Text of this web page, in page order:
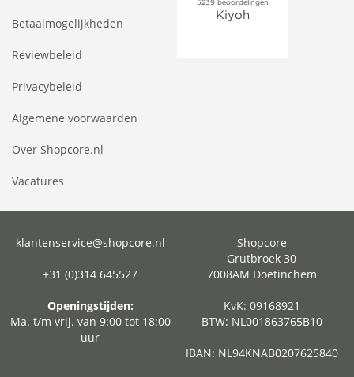
Betaalmogelijkheden
Reviewbeleid
Privacybeleid
Algemene voorwaarden
Over Shopcore.nl
Vacatures
klantenservice@shopcore.nl
+31 (0)314 645527
Openingstijden:
Ma. t/m vrij. van 9:00 tot 18:00
uur
Shopcore
Grutbroek 30
7008AM Doetinchem
KvK: 09168921
BTW: NL001863765B10
IBAN: NL94KNAB0207625840